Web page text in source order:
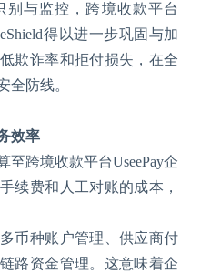
别与监控，跨境收款平台
得以进一步巩固与加
欺诈率和拒付损失，在全
全防线。
效率
至跨境收款平台UseePay企
续费和人工对账的成本，
币种账户管理、供应商付
路资金管理。这意味着企